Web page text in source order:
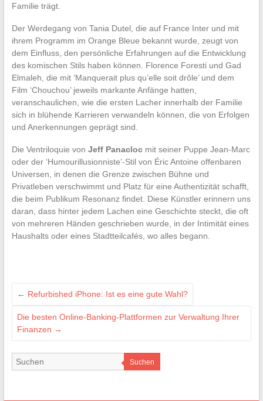
Familie trägt.
Der Werdegang von Tania Dutel, die auf France Inter und mit
ihrem Programm im Orange Bleue bekannt wurde, zeugt von
dem Einfluss, den persönliche Erfahrungen auf die Entwicklung
des komischen Stils haben können. Florence Foresti und Gad
Elmaleh, die mit ‘Manquerait plus qu’elle soit drôle’ und dem
Film ‘Chouchou’ jeweils markante Anfänge hatten,
veranschaulichen, wie die ersten Lacher innerhalb der Familie
sich in blühende Karrieren verwandeln können, die von Erfolgen
und Anerkennungen geprägt sind.
Die Ventriloquie von Jeff Panaclocmit seiner Puppe Jean-Marc
oder der ‘Humourillusionniste’-Stil von Éric Antoine offenbaren
Universen, in denen die Grenze zwischen Bühne und
Privatleben verschwimmt und Platz für eine Authentizität schafft,
die beim Publikum Resonanz findet. Diese Künstler erinnern uns
daran, dass hinter jedem Lachen eine Geschichte steckt, die oft
von mehreren Händen geschrieben wurde, in der Intimität eines
Haushalts oder eines Stadtteilcafés, wo alles begann.
← Refurbished iPhone: Ist es eine gute Wahl?
Die besten Online-Banking-Plattformen zur Verwaltung Ihrer
Finanzen →
Suchen